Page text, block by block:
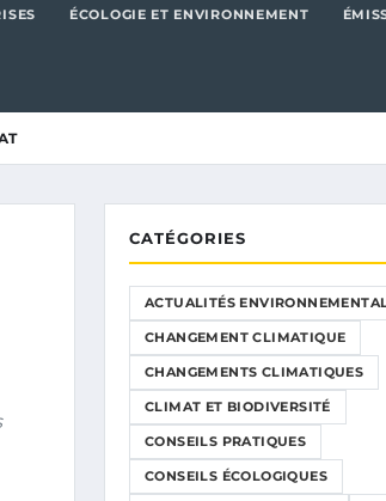
ÉCOLOGIE ET ENVIRONNEMENT
CATÉGORIES
ACTUALITÉS
CHANGEMENT CLIMATIQUE
CHANGEMENTS CLIMATIQUES
CLIMAT ET BIODIVERSITÉ
CONSEILS PRATIQUES
CONSEILS ÉCOLOGIQUES